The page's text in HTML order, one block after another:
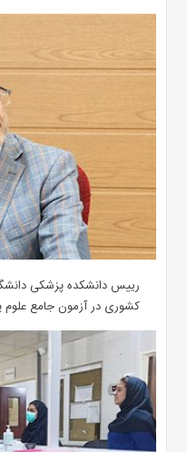
رییس دانشکده پزشکی
کشوری در آزمون جامع علوم